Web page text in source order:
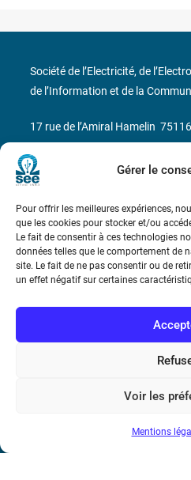
Gérer le
Pour offrir les meilleures expériences,
que les cookies pour stocker et/ou
Le fait de consentir à ces technologies
données telles que le comportement de
site. Le fait de ne pas consentir ou de
un effet négatif sur certaines
Voir les
Mentions
Bicentenaire des
Marie Ampère
Conditions Générales
Mentions légales
Société de l’Electricité, de
de l’Information et de la
17 rue de l’Amiral Hamelin
Métro : « Boissière » Ligne 6 et «
N° de SIREN : 785 393 232,
communautaire : FR44 785 393